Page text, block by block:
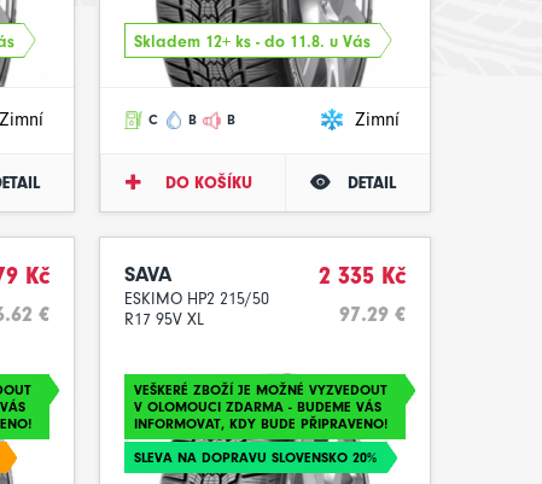
Zimní
Skladem 12+ ks - do 11.8. u Vás
C B B Zimní
DO KOŠÍKU DETAIL
Kč
€
SAVA
ESKIMO HP2 215/50
R17 95V XL
2 335 Kč
97.29 €
VEŠKERÉ ZBOŽÍ JE MOŽNÉ VYZVEDOUT
V OLOMOUCI ZDARMA - BUDEME VÁS
INFORMOVAT, KDY BUDE PŘIPRAVENO!
SLEVA NA DOPRAVU SLOVENSKO 20%